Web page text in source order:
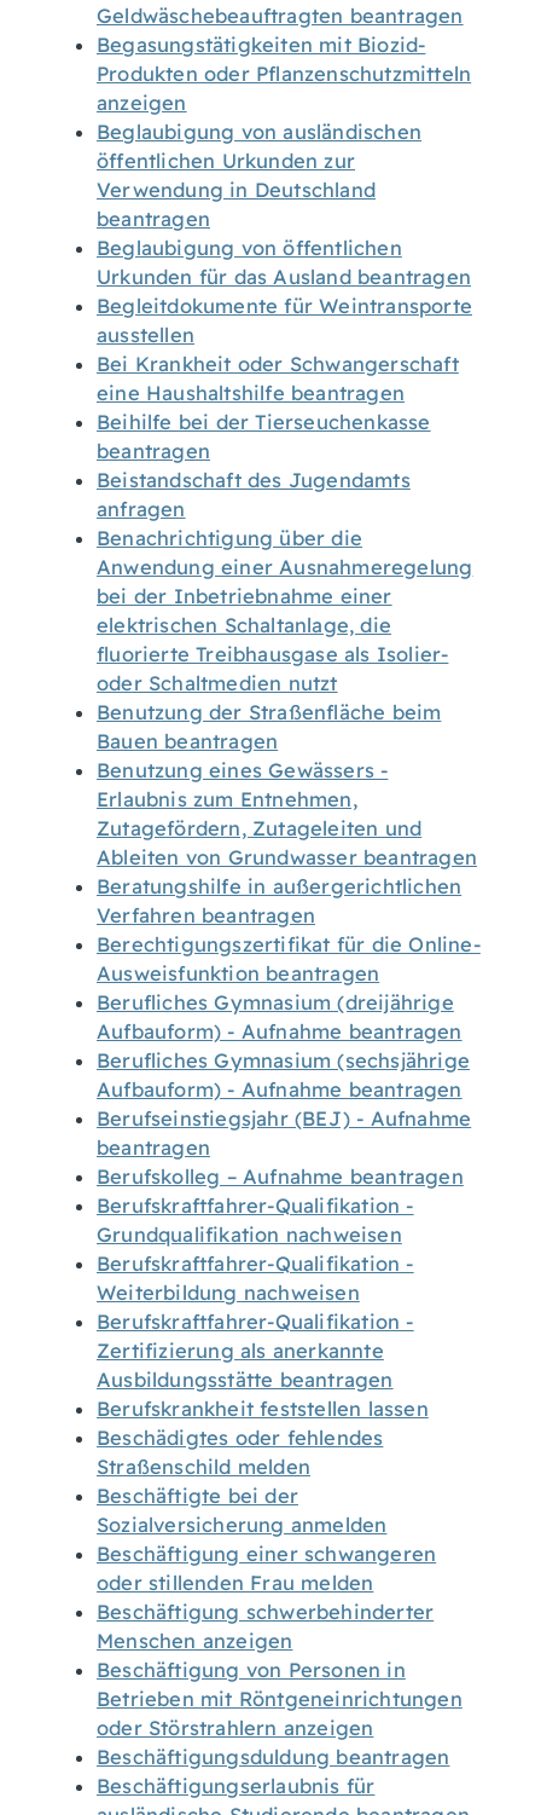
Geldwäschebeauftragten beantragen
Begasungstätigkeiten mit Biozid-
Produkten oder Pflanzenschutzmitteln
anzeigen
Beglaubigung von ausländischen
öffentlichen Urkunden zur
Verwendung in Deutschland
beantragen
Beglaubigung von öffentlichen
Urkunden für das Ausland beantragen
Begleitdokumente für Weintransporte
ausstellen
Bei Krankheit oder Schwangerschaft
eine Haushaltshilfe beantragen
Beihilfe bei der Tierseuchenkasse
beantragen
Beistandschaft des Jugendamts
anfragen
Benachrichtigung über die
Anwendung einer Ausnahmeregelung
bei der Inbetriebnahme einer
elektrischen Schaltanlage, die
fluorierte Treibhausgase als Isolier-
oder Schaltmedien nutzt
Benutzung der Straßenfläche beim
Bauen beantragen
Benutzung eines Gewässers -
Erlaubnis zum Entnehmen,
Zutagefördern, Zutageleiten und
Ableiten von Grundwasser beantragen
Beratungshilfe in außergerichtlichen
Verfahren beantragen
Berechtigungszertifikat für die Online-
Ausweisfunktion beantragen
Berufliches Gymnasium (dreijährige
Aufbauform) - Aufnahme beantragen
Berufliches Gymnasium (sechsjährige
Aufbauform) - Aufnahme beantragen
Berufseinstiegsjahr (BEJ) - Aufnahme
beantragen
Berufskolleg – Aufnahme beantragen
Berufskraftfahrer-Qualifikation -
Grundqualifikation nachweisen
Berufskraftfahrer-Qualifikation -
Weiterbildung nachweisen
Berufskraftfahrer-Qualifikation -
Zertifizierung als anerkannte
Ausbildungsstätte beantragen
Berufskrankheit feststellen lassen
Beschädigtes oder fehlendes
Straßenschild melden
Beschäftigte bei der
Sozialversicherung anmelden
Beschäftigung einer schwangeren
oder stillenden Frau melden
Beschäftigung schwerbehinderter
Menschen anzeigen
Beschäftigung von Personen in
Betrieben mit Röntgeneinrichtungen
oder Störstrahlern anzeigen
Beschäftigungsduldung beantragen
Beschäftigungserlaubnis für